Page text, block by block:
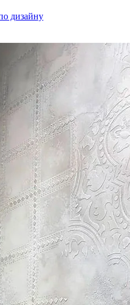
декор
дизайну